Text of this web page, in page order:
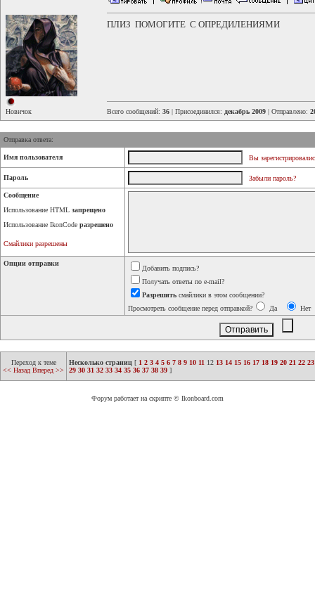
Новичок
ПЛИЗ ПОМОГИТЕ С ОПРЕДИЛЕНИЯМИ
Всего сообщений: 36 | Присоединился: декабрь 2009 | Отправлено:
Отправка ответа:
Имя пользователя Вы
Пароль Забыли пароль?
Сообщение
Использование HTML запрещено
Использование IkonCode разрешено
Смайлики разрешены
Опции отправки
Добавить подпись?
Получать ответы по e-mail?
Разрешить смайлики в этом сообщении?
Просмотреть сообщение перед отправкой?
Да Нет
Переход к теме
<< Назад Вперед >>
Несколько страниц [ 1 2 3 4 5 6 7 8 9 10 11 12 13 14 15 16 17 18 19 20 21 22 23
29 30 31 32 33 34 35 36 37 38 39 ]
Форум работает на скрипте © Ikonboard.com